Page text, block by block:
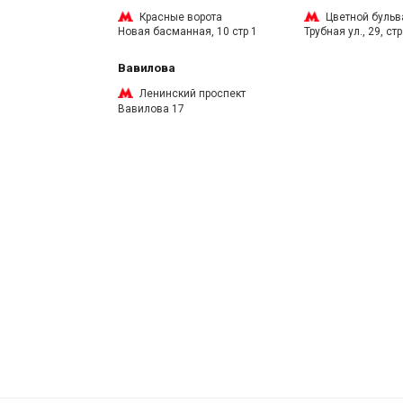
Красные ворота
Новая басманная, 10 стр 1
Цветной
Трубная ул., 29,
Вавилова
Ленинский проспект
Вавилова 17